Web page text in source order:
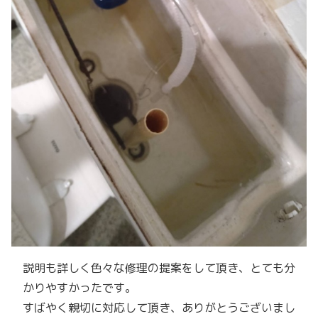
説明も詳しく色々な修理の提案をして頂き、とても分
かりやすかったです。
すばやく親切に対応して頂き、ありがとうございまし